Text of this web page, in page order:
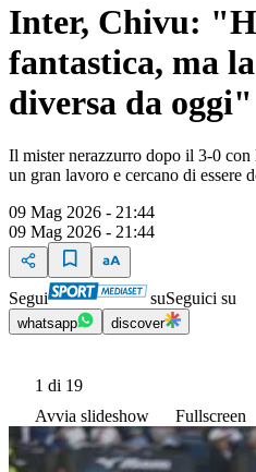
Inter, Chivu:
fantastica, ma
diversa da oggi"
Il mister nerazzurro dopo il 3-0
un gran lavoro e cercano di essere
09 Mag 2026 - 21:44
09 Mag 2026 - 21:44
Segui suSeguici su
whatsapp discover
1 di 19
Avvia slideshow
Fullscreen